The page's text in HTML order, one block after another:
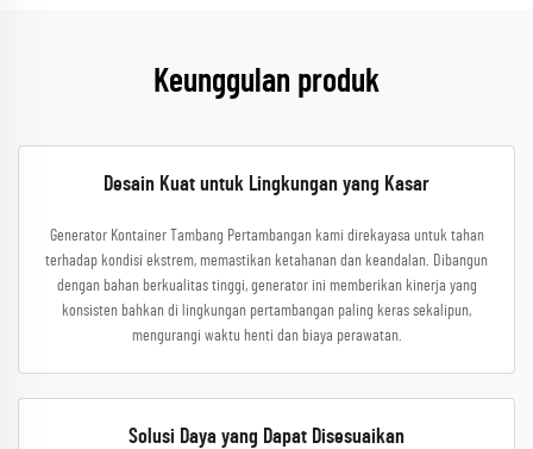
Keunggulan produk
Desain Kuat untuk Lingkungan yang Kasar
Generator Kontainer Tambang Pertambangan kami direkayasa untuk tahan
terhadap kondisi ekstrem, memastikan ketahanan dan keandalan. Dibangun
dengan bahan berkualitas tinggi, generator ini memberikan kinerja yang
konsisten bahkan di lingkungan pertambangan paling keras sekalipun,
mengurangi waktu henti dan biaya perawatan.
Solusi Daya yang Dapat Disesuaikan